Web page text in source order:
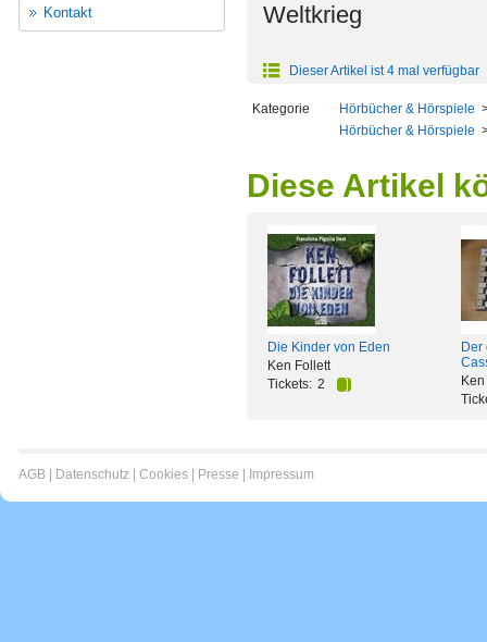
Kontakt
Weltkrieg
Dieser Artikel ist 4 mal verfügbar
Kategorie Hörbücher & Hörspiele
Hörbücher & Hörspiele
Diese Artikel
Die Kinder von Eden
Ken Follett
Tickets: 2
Der
AGB Datenschutz Cookies Presse Impressum